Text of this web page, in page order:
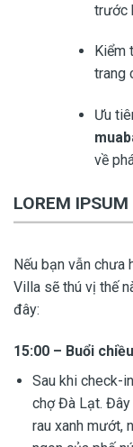
trước
Kiểm
trang
Ưu
về
LOREM
Nếu bạn vẫn
Villa sẽ thú vị thế
đây:
15:00 – Buổi
Sau khi check-
chợ Đà Lạt. Đây
rau xanh mướt,